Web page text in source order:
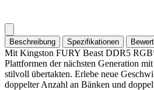
Beschreibung Spezifikationen
Mit Kingston FURY Beast DDR5
Plattformen der nächsten Generation
stilvoll übertakten. Erlebe neue
doppelter Anzahl an Bänken und